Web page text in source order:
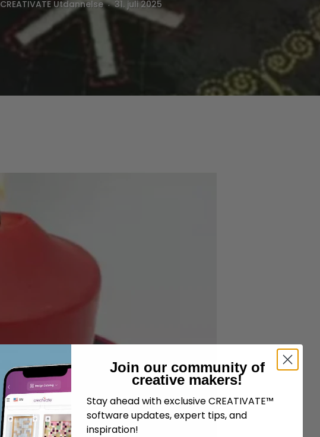
CREATIVATE Utdannelse 31. juli 2025
Join our community of
creative makers!
Stay ahead with exclusive CREATIVATE™
software updates, expert tips, and
inspiration!